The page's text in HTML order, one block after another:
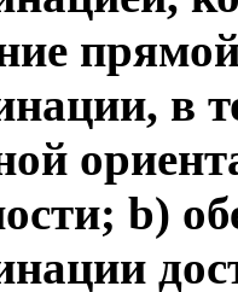
в
b)